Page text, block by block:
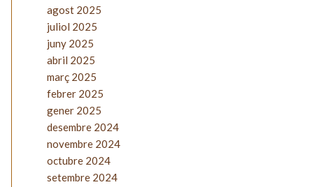
agost 2025
juliol 2025
juny 2025
abril 2025
març 2025
febrer 2025
gener 2025
desembre 2024
novembre 2024
octubre 2024
setembre 2024